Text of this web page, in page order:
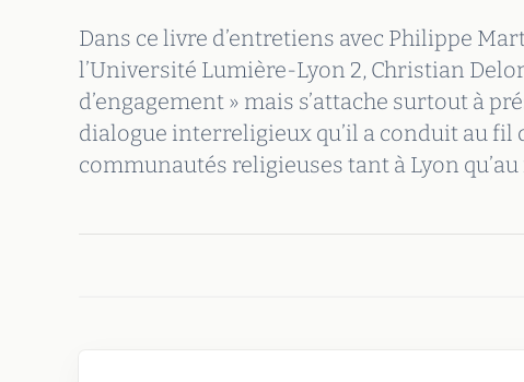
Dans ce livre d’entretiens avec Philippe
l’Université Lumière-Lyon 2, Christian
d’engagement » mais s’attache surtout à
dialogue interreligieux qu’il a conduit au fil
communautés religieuses tant à Lyon